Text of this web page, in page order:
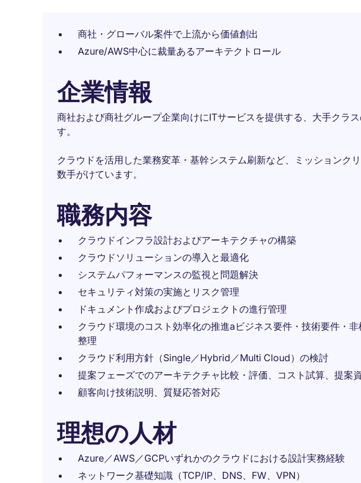
商社・グローバル案件で上流から価値創出
Azure/AWS中心に裁量あるアーキテクトロール
企業情報
商社および商社グループ企業向けにITサービスを提供する、大手クラ
す。
クラウドを活用した業務変革・基幹システム刷新など、ミッションク
数手がけています。
職務内容
クラウドインフラ設計およびアーキテクチャの構築
クラウドソリューションの導入と最適化
システムパフォーマンスの監視と問題解決
セキュリティ対策の実施とリスク管理
ドキュメント作成およびプロジェクトの進行管理
クラウド環境のコスト効率化の推進aビジネス要件・技術要件・
整理
クラウド利用方針（Single／Hybrid／Multi Cloud）の検討
提案フェーズでのアーキテクチャ比較・評価、コスト試算、提案
顧客向け技術説明、質疑応答対応
理想の人材
Azure／AWS／GCPいずれかのクラウドにおける設計実務経験
ネットワーク基礎知識（TCP/IP、DNS、FW、VPN）